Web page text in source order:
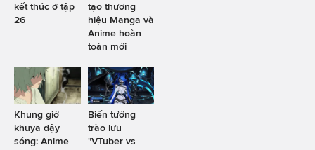
kết thúc ở tập
26
tạo thương
hiệu Manga và
Anime hoàn
toàn mới
Khung giờ
khuya dậy
sóng: Anime
Biến tướng
trào lưu
"VTuber vs